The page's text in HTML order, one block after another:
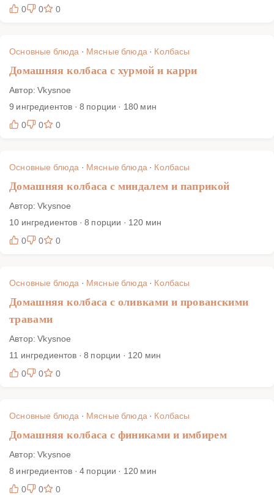
0
0 0
Основные блюда · Мясные блюда· Колбасы
Домашняя колбаса с хурмой и карри
Автор: Vkysnoe
9 ингредиентов · 8 порции · 180 мин
0
0 0
Основные блюда · Мясные блюда· Колбасы
Домашняя колбаса с миндалем и паприкой
Автор: Vkysnoe
10 ингредиентов · 8 порции · 120 мин
0
0 0
Основные блюда · Мясные блюда· Колбасы
Домашняя колбаса с оливками и прованскими
травами
Автор: Vkysnoe
11 ингредиентов · 8 порции · 120 мин
0
0 0
Основные блюда · Мясные блюда· Колбасы
Домашняя колбаса с финиками и имбирем
Автор: Vkysnoe
8 ингредиентов · 4 порции · 120 мин
0
0 0